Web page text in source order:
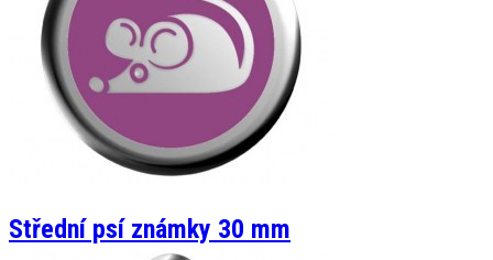
Střední psí známky 30 mm